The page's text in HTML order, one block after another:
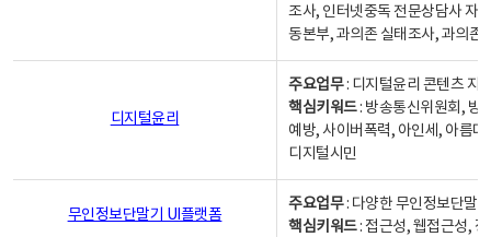
조사, 인터넷중독 전문상담사 자
동본부, 과의존 실태조사, 과의존
디지털윤리
주요업무: 디지털윤리 콘텐츠 지
핵심키워드: 방송통신위원회, 방
예방, 사이버폭력, 아인세, 아름
디지털시민
무인정보단말기 UI플랫폼
주요업무: 다양한 무인정보단말
핵심키워드: 접근성, 웹접근성,